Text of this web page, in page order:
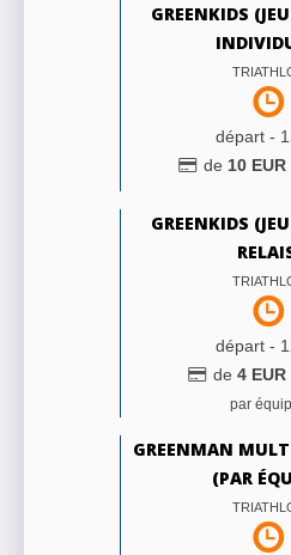
GREENKIDS
départ -
de 10 EUR
GREENKIDS
départ -
de 4 EUR
par
GREENMAN
(PAR